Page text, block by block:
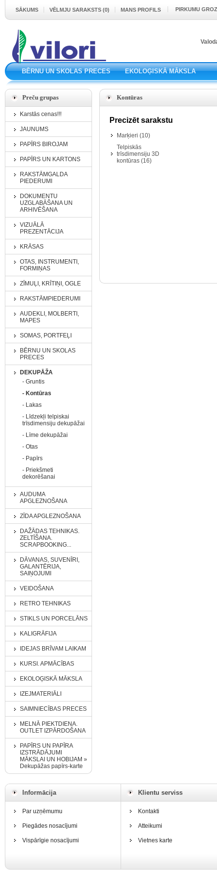
SĀKUMS VĒLMJU SARAKSTS (0) MANS PROFILS PIRKUMU
BĒRNU UN SKOLAS PRECES EKOLOĢISKĀ MĀKSLA
Preču grupas
Karstās cenas!!!
JAUNUMS
PAPĪRS BIROJAM
PAPĪRS UN KARTONS
RAKSTĀMGALDA
PIEDERUMI
DOKUMENTU
UZGLABĀŠANA UN
ARHIVĒŠANA
VIZUĀLĀ
PREZENTĀCIJA
KRĀSAS
OTAS, INSTRUMENTI,
FORMIŅAS
ZĪMUĻI, KRĪTIŅI, OGLE
RAKSTĀMPIEDERUMI
AUDEKLI, MOLBERTI,
MAPES
SOMAS, PORTFEĻI
BĒRNU UN SKOLAS
PRECES
DEKUPĀŽA
- Gruntis
- Kontūras
- Lakas
- Līdzekļi telpiskai
trīsdimensiju dekupāžai
- Līme dekupāžai
- Otas
- Papīrs
- Priekšmeti
dekorēšanai
AUDUMA
APGLEZNOŠANA
ZĪDA APGLEZNOŠANA
DAŽĀDAS TEHNIKAS.
ZELTĪŠANA.
SCRAPBOOKING...
DĀVANAS, SUVENĪRI,
GALANTĒRIJA,
SAIŅOJUMI
VEIDOŠANA
RETRO TEHNIKAS
STIKLS UN PORCELĀNS
KALIGRĀFIJA
IDEJAS BRĪVAM LAIKAM
KURSI. APMĀCĪBAS
EKOLOĢISKĀ MĀKSLA
IZEJMATERIĀLI
SAIMNIECĪBAS PRECES
MELNĀ PIEKTDIENA.
OUTLET IZPĀRDOŠANA
PAPĪRS UN PAPĪRA
IZSTRĀDĀJUMI
MĀKSLAI UN HOBIJAM »
Dekupāžas papīrs-karte
Kontūras
Precizēt sarakstu
Marķieri (10)
Telpiskās
trīsdimensiju 3D
kontūras (16)
Informācija
Par uzņēmumu
Piegādes nosacījumi
Vispārīgie nosacījumi
Klientu serviss
Kontakti
Atteikumi
Vietnes karte